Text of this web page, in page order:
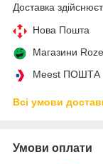
Доставка
Нова Пошта
Магазини
Meest ПОШТА
Всі умови
Умови оплати